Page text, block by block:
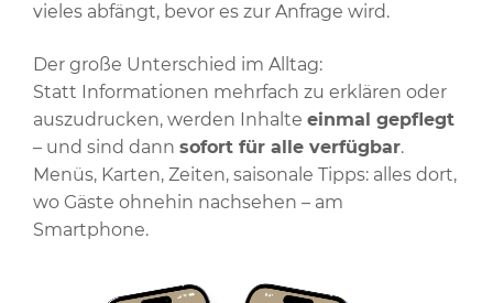
vieles abfängt, bevor es zur Anfrage wird.
Der große Unterschied im Alltag:
Statt Informationen mehrfach zu erklären oder
auszudrucken, werden Inhalte einmal gepflegt
– und sind dann sofort für alle verfügbar.
Menüs, Karten, Zeiten, saisonale Tipps: alles dort,
wo Gäste ohnehin nachsehen – am
Smartphone.